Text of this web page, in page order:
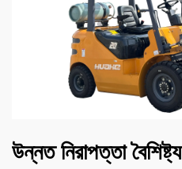
উন্নত নিরাপত্তা বৈশিষ্ট্য